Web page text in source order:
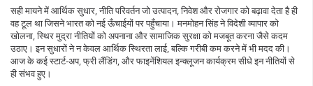
सही मायने मेंआर्थिक सुधार,नीति परिवर्तन जो उत्पादन, निवेश और रोजगार को बढ़ावा देता हैही
वह टूल था जिसने भारत को नई ऊँचाईयों पर पहुँचाया। मनमोहन सिंह ने विदेशी व्यापार को
खोलना, स्थिर मुद्रा नीतियों को अपनाना और सामाजिक सुरक्षा को मजबूत करना जैसे कदम
उठाए। इन सुधारों ने न केवल आर्थिक स्थिरता लाई, बल्कि गरीबी कम करने में भी मदद की।
आज के कई स्टार्ट‑अप, फ्री लैंडिंग, और फाइनेंशियल इन्क्लूजन कार्यक्रम सीधे इन नीतियों से
ही संभव हुए।